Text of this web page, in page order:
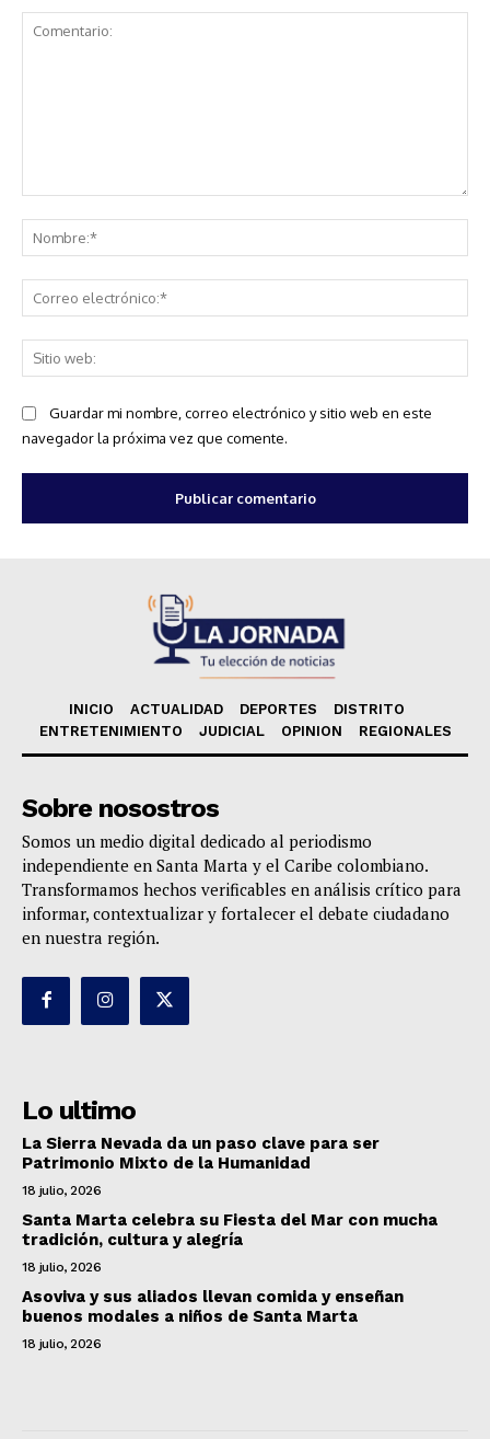
Guardar mi nombre, correo electrónico y sitio web en este
navegador la próxima vez que comente.
INICIO ACTUALIDAD DEPORTES
DISTRITO
ENTRETENIMIENTO
JUDICIAL OPINION REGIONALES
Sobre nosostros
Somos un medio digital dedicado al periodismo
independiente en Santa Marta y el Caribe colombiano.
Transformamos hechos verificables en análisis crítico para
informar, contextualizar y fortalecer el debate ciudadano
en nuestra región.
Lo ultimo
La Sierra Nevada da un paso clave para ser
Patrimonio Mixto de la Humanidad
18 julio, 2026
Santa Marta celebra su Fiesta del Mar con mucha
tradición, cultura y alegría
18 julio, 2026
Asoviva y sus aliados llevan comida y enseñan
buenos modales a niños de Santa Marta
18 julio, 2026